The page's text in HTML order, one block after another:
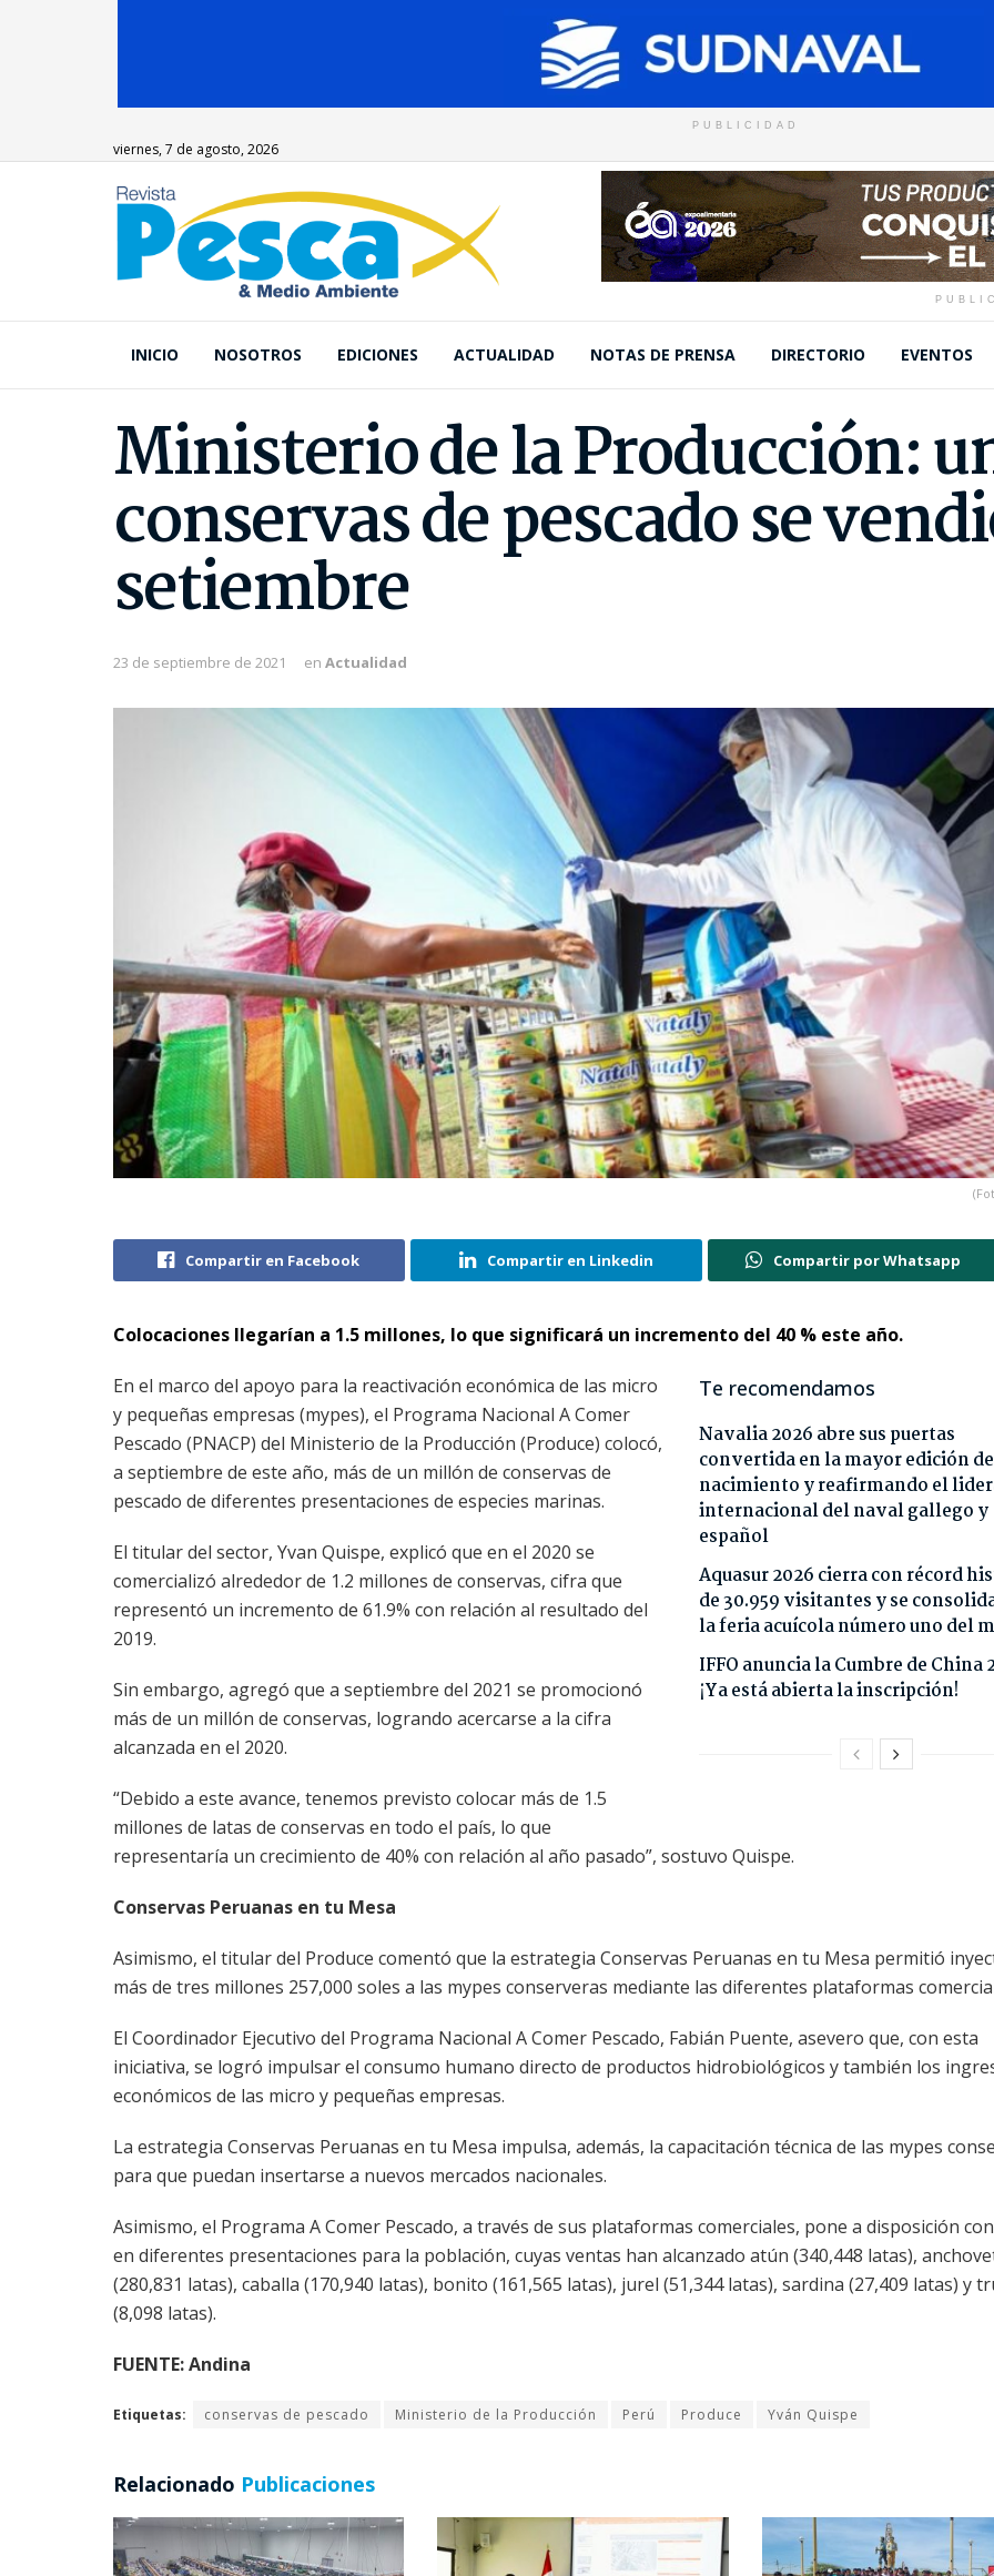
PUBLICIDAD
viernes, 7 de agosto, 2026
INICIO NOSOTROS EDICIONES ACTUALIDAD NOTAS DE PRENSA DIRECTORIO EVENTOS
Ministerio de la Producción:
conservas de pescado se
setiembre
23 de septiembre de 2021 en Actualidad
Compartir en Facebook Compartir en Linkedin Compartir por Whatsapp
Colocaciones llegarían a 1.5 millones, lo que significará un incremento del 40 % este año.
Te recomendamos
Navalia 2026 abre sus puertas
convertida en la mayor edición
nacimiento y reafirmando el
internacional del naval gallego y
español
Aquasur 2026 cierra con récord
de 30.959 visitantes y se
la feria acuícola número uno del
IFFO anuncia la Cumbre de China
¡Ya está abierta la inscripción!
En el marco del apoyo para la reactivación económica de las micro
y pequeñas empresas (mypes), el Programa Nacional A Comer
Pescado (PNACP) del Ministerio de la Producción (Produce) colocó,
a septiembre de este año, más de un millón de conservas de
pescado de diferentes presentaciones de especies marinas.
El titular del sector, Yvan Quispe, explicó que en el 2020 se
comercializó alrededor de 1.2 millones de conservas, cifra que
representó un incremento de 61.9% con relación al resultado del
2019.
Sin embargo, agregó que a septiembre del 2021 se promocionó
más de un millón de conservas, logrando acercarse a la cifra
alcanzada en el 2020.
“Debido a este avance, tenemos previsto colocar más de 1.5
millones de latas de conservas en todo el país, lo que
representaría un crecimiento de 40% con relación al año pasado”, sostuvo Quispe.
Conservas Peruanas en tu Mesa
Asimismo, el titular del Produce comentó que la estrategia Conservas Peruanas en tu Mesa permitió
más de tres millones 257,000 soles a las mypes conserveras mediante las diferentes plataformas
El Coordinador Ejecutivo del Programa Nacional A Comer Pescado, Fabián Puente, asevero que, con esta
iniciativa, se logró impulsar el consumo humano directo de productos hidrobiológicos y también los
económicos de las micro y pequeñas empresas.
La estrategia Conservas Peruanas en tu Mesa impulsa, además, la capacitación técnica de las mypes
para que puedan insertarse a nuevos mercados nacionales.
Asimismo, el Programa A Comer Pescado, a través de sus plataformas comerciales, pone a disposición
en diferentes presentaciones para la población, cuyas ventas han alcanzado atún (340,448 latas),
(280,831 latas), caballa (170,940 latas), bonito (161,565 latas), jurel (51,344 latas), sardina (27,409 latas) y
(8,098 latas).
FUENTE: Andina
Etiquetas: conservas de pescado Ministerio de la Producción Perú Produce Yván Quispe
Relacionado Publicaciones